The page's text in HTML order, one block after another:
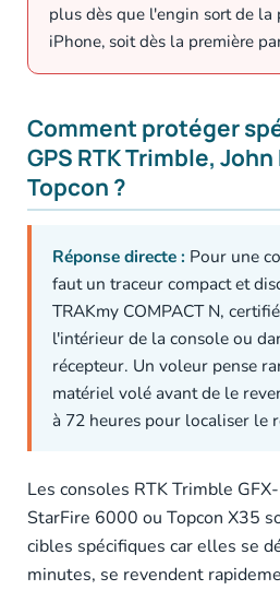
plus dès que l'engin sort de la
iPhone, soit dès la première
Comment protéger
GPS RTK Trimble,
Topcon ?
Réponse directe : Pour une
faut un traceur compact et
TRAKmy COMPACT N,
l'intérieur de la console ou
récepteur. Un voleur pense
matériel volé avant de le
à 72 heures pour localiser le
Les consoles RTK Trimble
StarFire 6000 ou Topcon X35
cibles spécifiques car elles se
minutes, se revendent